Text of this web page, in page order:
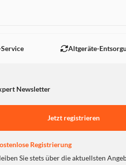
Altgeräte-
Newsletter
Jetzt registrieren
Registrierung
Sie stets über die aktuellsten